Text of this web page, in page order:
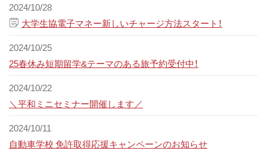
2024/10/28
大学生協電子マネー新しいチャージ方法スタート！
2024/10/25
25春休み短期留学&テーマのある旅予約受付中！
2024/10/22
＼平和ミニセミナー開催します／
2024/10/11
自動車学校 免許取得応援キャンペーンのお知らせ